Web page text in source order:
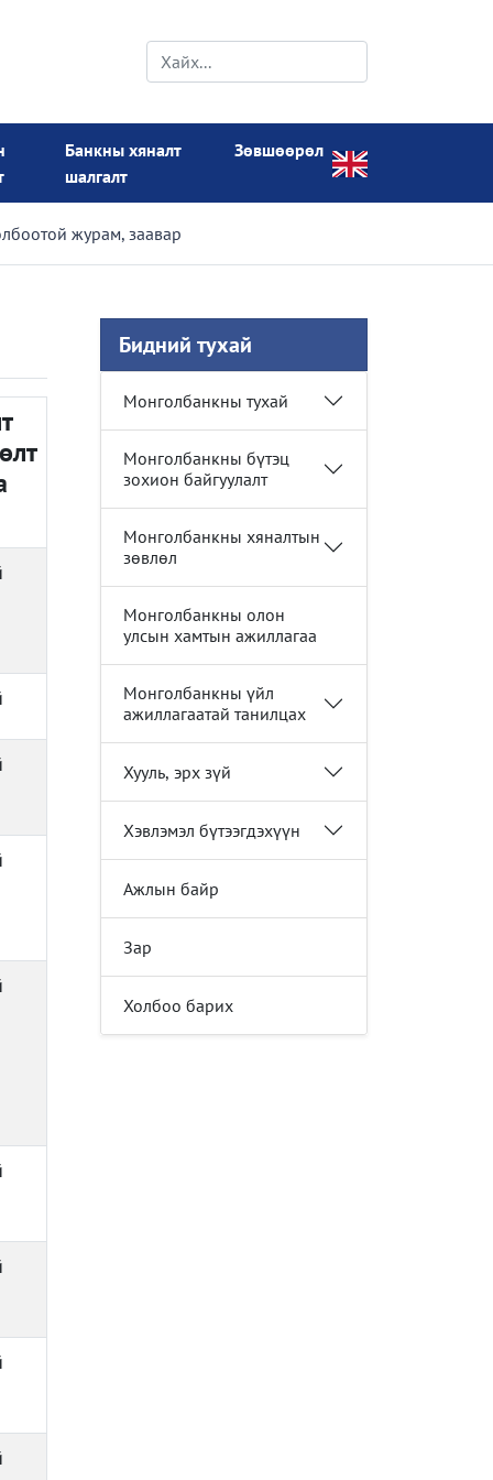
Банкны хяналт
шалгалт
Зөвшөөрөл
журам, заавар
Бидний тухай
Монголбанкны тухай
Монголбанкны бүтэц
зохион байгуулалт
Монголбанкны хяналтын
зөвлөл
Монголбанкны олон
улсын хамтын ажиллагаа
Монголбанкны үйл
ажиллагаатай танилцах
Хууль, эрх зүй
Хэвлэмэл бүтээгдэхүүн
Ажлын байр
Зар
Холбоо барих